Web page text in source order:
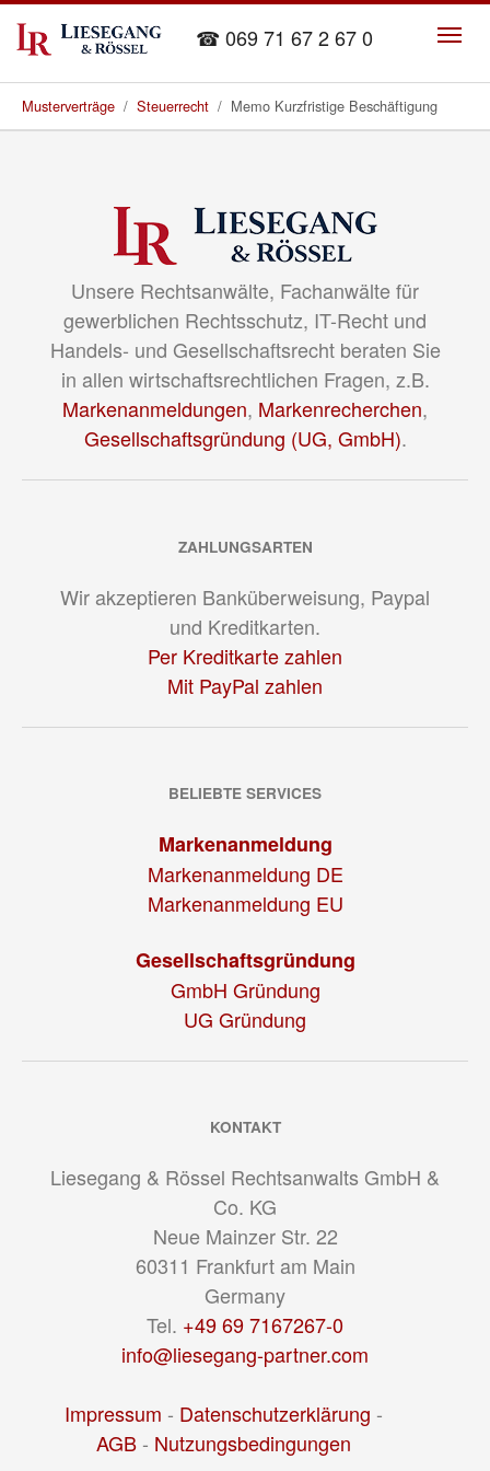
Skip to main content
☎ 069 71 67 2 67 0
You are here:
Musterverträge Steuerrecht Memo Kurzfristige Beschäftigung
Unsere Rechtsanwälte, Fachanwälte für
gewerblichen Rechtsschutz, IT-Recht und
Handels- und Gesellschaftsrecht beraten Sie
in allen wirtschaftsrechtlichen Fragen, z.B.
Markenanmeldungen, Markenrecherchen,
Gesellschaftsgründung (UG, GmbH).
ZAHLUNGSARTEN
Wir akzeptieren Banküberweisung, Paypal
und Kreditkarten.
Per Kreditkarte zahlen
Mit PayPal zahlen
BELIEBTE SERVICES
Markenanmeldung
Markenanmeldung DE
Markenanmeldung EU
Gesellschaftsgründung
GmbH Gründung
UG Gründung
KONTAKT
Liesegang & Rössel Rechtsanwalts GmbH &
Co. KG
Neue Mainzer Str. 22
60311 Frankfurt am Main
Germany
Tel. +49 69 7167267-0
info@liesegang-partner.com
Impressum - Datenschutzerklärung -
AGB- Nutzungsbedingungen